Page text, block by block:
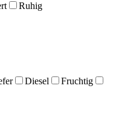
Ruhig
Diesel
Fruchtig